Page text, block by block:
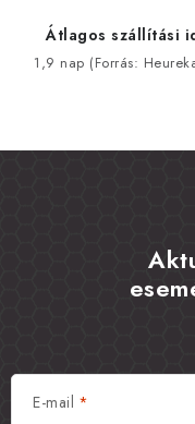
Átlagos szállítási
1,9 nap (Forrás:
E-mail